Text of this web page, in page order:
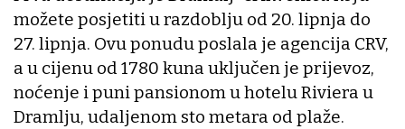
možete posjetiti u razdoblju od 20. lipnja do
27. lipnja. Ovu ponudu poslala je agencija CRV,
a u cijenu od 1780 kuna uključen je prijevoz,
noćenje i puni pansionom u hotelu Riviera u
Dramlju, udaljenom sto metara od plaže.